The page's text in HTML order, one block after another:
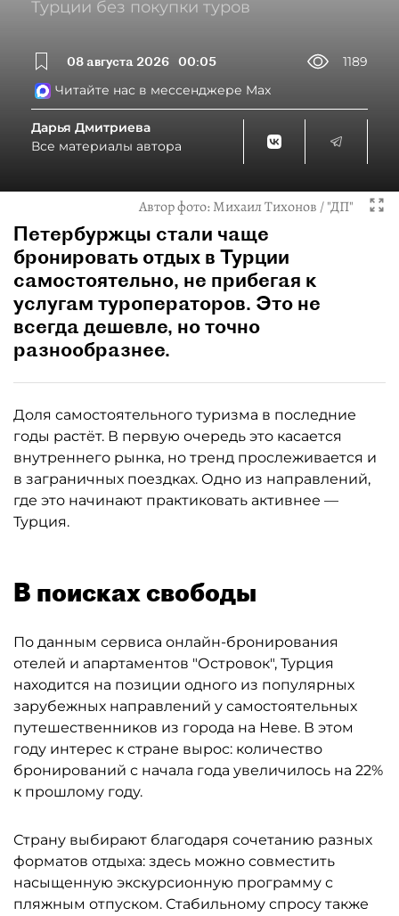
Турции без покупки туров
08 августа 2026 00:05
1189
Читайте нас в мессенджере Max
Дарья Дмитриева
Все материалы автора
Автор фото:Михаил Тихонов / "ДП"
Петербуржцы стали чаще
бронировать отдых в Турции
самостоятельно, не прибегая к
услугам туроператоров. Это не
всегда дешевле, но точно
разнообразнее.
Доля самостоятельного туризма в последние
годы растёт. В первую очередь это касается
внутреннего рынка, но тренд прослеживается и
в заграничных поездках. Одно из направлений,
где это начинают практиковать активнее —
Турция.
В поисках свободы
По данным сервиса онлайн-бронирования
отелей и апартаментов "Островок", Турция
находится на позиции одного из популярных
зарубежных направлений у самостоятельных
путешественников из города на Неве. В этом
году интерес к стране вырос: количество
бронирований с начала года увеличилось на 22%
к прошлому году.
Страну выбирают благодаря сочетанию разных
форматов отдыха: здесь можно совместить
насыщенную экскурсионную программу с
пляжным отпуском. Стабильному спросу также